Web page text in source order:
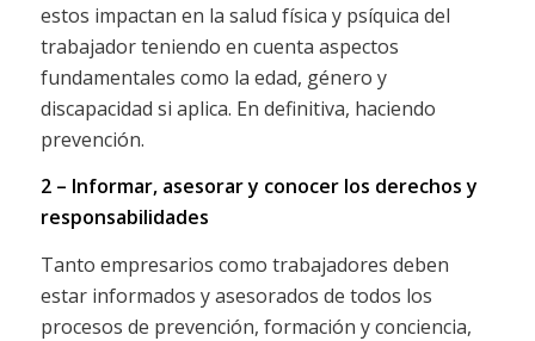
estos impactan en la salud física y psíquica del
trabajador teniendo en cuenta aspectos
fundamentales como la edad, género y
discapacidad si aplica. En definitiva, haciendo
prevención.
2 – Informar, asesorar y conocer los derechos y
responsabilidades
Tanto empresarios como trabajadores deben
estar informados y asesorados de todos los
procesos de prevención, formación y conciencia,